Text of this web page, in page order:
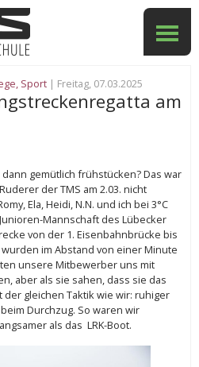
, Sport | Freitag, 07.03.2025
am
gemütlich frühstücken? Das war
der TMS am 2.03. nicht
Ela, Heidi, N.N. und ich bei 3°C
Mannschaft des Lübecker
von der 1. Eisenbahnbrücke bis
im Abstand von einer Minute
unsere Mitbewerber uns mit
aber als sie sahen, dass sie das
gleichen Taktik wie wir: ruhiger
Durchzug. So waren wir
als das LRK-Boot.